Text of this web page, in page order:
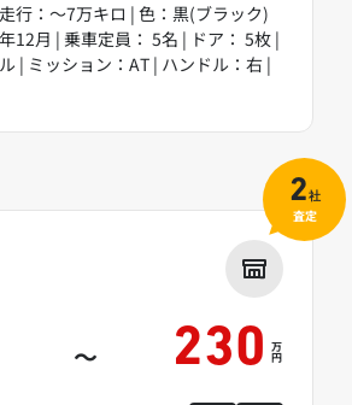
行：～7万キロ | 色：黒(ブラック)
12月 | 乗車定員： 5名 | ドア： 5枚 |
| ミッション：AT | ハンドル：右 |
～ 230 万
円
2社
査定